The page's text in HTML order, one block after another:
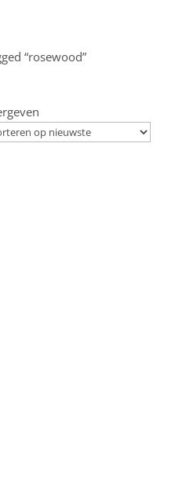
“rosewood”